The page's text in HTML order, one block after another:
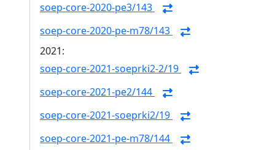
soep-core-2020-pe3/143
soep-core-2020-pe-m78/143
2021:
soep-core-2021-soeprki2-2/19
soep-core-2021-pe2/144
soep-core-2021-soeprki2/19
soep-core-2021-pe-m78/144